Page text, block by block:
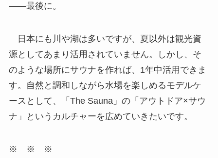
――最後に。
日本にも川や湖は多いですが、夏以外は観光資
源としてあまり活用されていません。しかし、そ
のような場所にサウナを作れば、1年中活用できま
す。自然と調和しながら水場を楽しめるモデルケ
ースとして、「The Sauna」の「アウトドア×サウ
ナ」というカルチャーを広めていきたいです。
※ ※ ※